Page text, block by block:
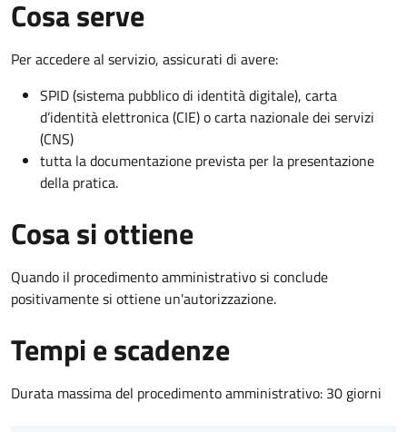
Cosa serve
Per accedere al servizio, assicurati di avere:
SPID (sistema pubblico di identità digitale), carta
d’identità elettronica (CIE) o carta nazionale dei servizi
(CNS)
tutta la documentazione prevista per la presentazione
della pratica.
Cosa si ottiene
Quando il procedimento amministrativo si conclude
positivamente si ottiene un'autorizzazione.
Tempi e scadenze
Durata massima del procedimento amministrativo: 30 giorni